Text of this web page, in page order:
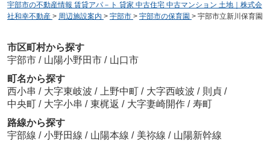
宇部市の不動産情報 賃貸アパ－ト 貸家 中古住宅 中古マンション 土地｜株式会
社和幸不動産 > 周辺施設案内 > 宇部市 > 宇部市の保育園 > 宇部市立新川保育園
市区町村から探す
宇部市 / 山陽小野田市 / 山口市
町名から探す
西小串 / 大字東岐波 / 上野中町 / 大字西岐波 / 則貞 /
中央町 / 大字小串 / 東梶返 / 大字妻崎開作 / 寿町
路線から探す
宇部線 / 小野田線 / 山陽本線 / 美祢線 / 山陽新幹線